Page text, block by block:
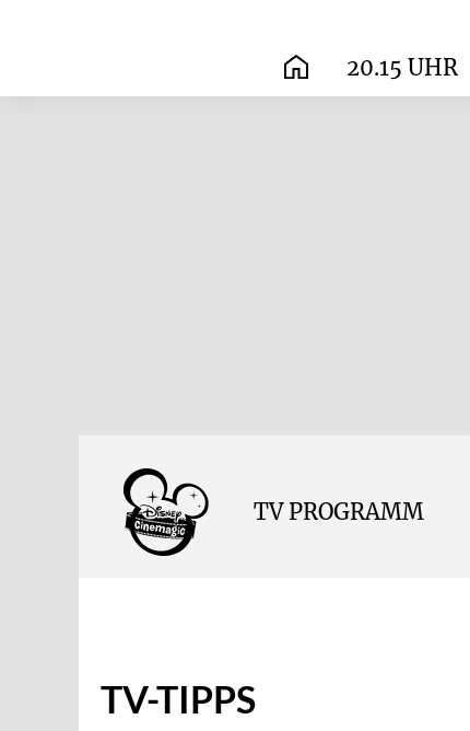
START
20.15 UHR
TV PROGRAMM
TV-TIPPS